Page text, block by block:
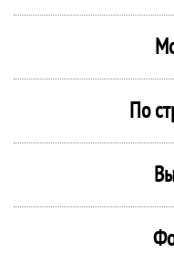
По